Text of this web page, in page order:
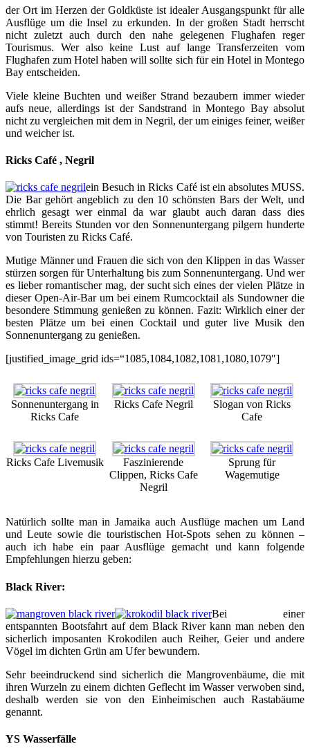
der Ort im Herzen der Goldküste ist idealer Ausgangspunkt für alle
Ausflüge um die Insel zu erkunden. In der großen Stadt herrscht
nicht zuletzt auch durch den nahe gelegenen Flughafen reger
Tourismus. Wer also keine Lust auf lange Transferzeiten vom
Flughafen zum Hotel haben will sollte sich für ein Hotel in Montego
Bay entscheiden.
Viele kleine Buchten und weißer Strand bezaubern immer wieder
aufs neue, allerdings ist der Sandstrand in Montego Bay absolut
nicht zu vergleichen mit dem in Negril, der um einiges feiner, weißer
und weicher ist.
Ricks Café , Negril
ein Besuch in Ricks Café ist ein absolutes MUSS.
Die Bar gehört angeblich zu den 10 schönsten Bars der Welt, und
ehrlich gesagt wer einmal da war glaubt auch daran dass dies
stimmt! Bereits Stunden vor den Sonnenuntergang pilgern hunderte
von Touristen zu Ricks Café.
Mutige Männer und Frauen die sich von den Klippen in das Wasser
stürzen sorgen für Unterhaltung bis zum Sonnenuntergang. Und wer
es lieber romantischer mag, der sucht sich eines der vielen Plätze in
dieser Open-Air-Bar um bei einem Rumcocktail als Sundowner die
besondere Stimmung genießen zu können. Fazit: Wirklich einer der
besten Plätze um bei einen Cocktail und guter live Musik den
Sonnenuntergang zu genießen.
[justified_image_grid ids=“1085,1084,1082,1081,1080,1079″]
Sonnenuntergang in
Ricks Cafe
Ricks Cafe Negril
Slogan von Ricks
Cafe
Ricks Cafe Livemusik
Faszinierende
Clippen, Ricks Cafe
Negril
Sprung für
Wagemutige
Natürlich sollte man in Jamaika auch Ausflüge machen um Land
und Leute sowie die touristischen Hot-Spots sehen zu können –
auch ich habe ein paar Ausflüge gemacht und kann folgende
Empfehlungen hierzu geben:
Black River:
Bei einer
entspannten Bootsfahrt auf dem Black River kann man neben den
sicherlich imposanten Krokodilen auch Reiher, Geier und andere
Vögel im dichten Grün am Ufer bewundern.
Sehr beeindruckend sind sicherlich die Mangrovenbäume, die mit
ihren Wurzeln zu einem dichten Geflecht im Wasser verwoben sind,
deshalb werden sie von den Einheimischen auch Rastabäume
genannt.
YS Wasserfälle